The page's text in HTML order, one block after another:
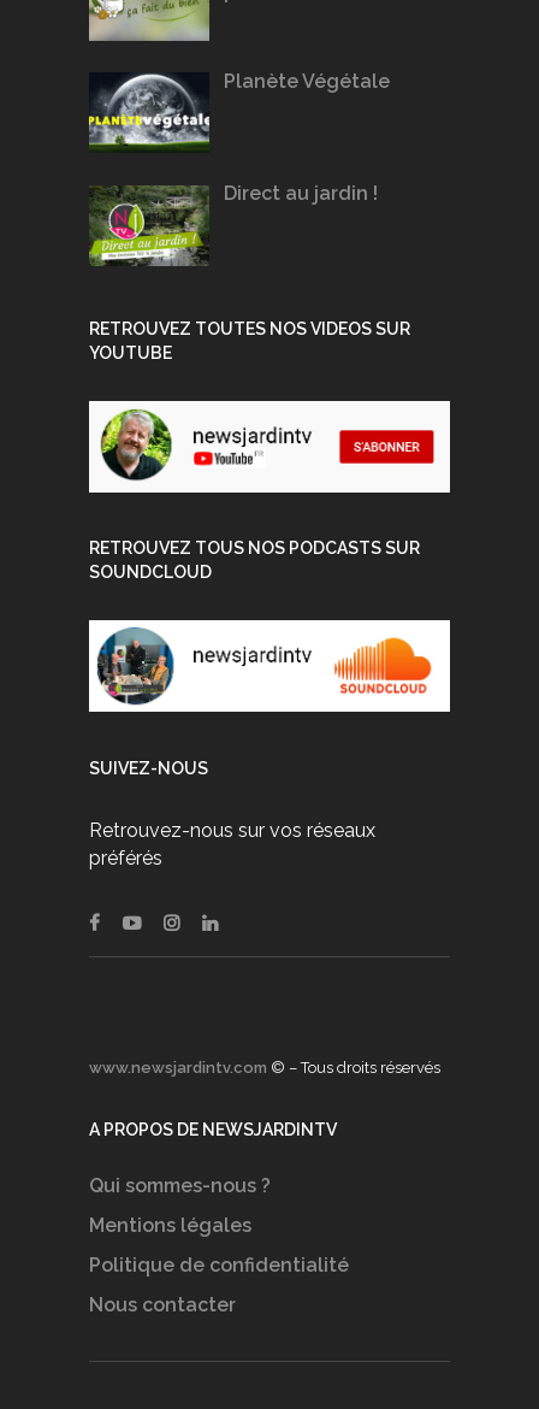
Planète Végétale
Direct au jardin !
RETROUVEZ TOUTES NOS VIDEOS SUR
YOUTUBE
RETROUVEZ TOUS NOS PODCASTS SUR
SOUNDCLOUD
SUIVEZ-NOUS
Retrouvez-nous sur vos réseaux
préférés
www.newsjardintv.com © – Tous droits réservés
A PROPOS DE NEWSJARDINTV
Qui sommes-nous ?
Mentions légales
Politique de confidentialité
Nous contacter